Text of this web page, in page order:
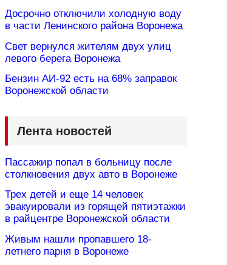
Досрочно отключили холодную воду
в части Ленинского района Воронежа
Свет вернулся жителям двух улиц
левого берега Воронежа
Бензин АИ-92 есть на 68% заправок
Воронежской области
Лента новостей
Пассажир попал в больницу после
столкновения двух авто в Воронеже
Трех детей и еще 14 человек
эвакуировали из горящей пятиэтажки
в райцентре Воронежской области
Живым нашли пропавшего 18-
летнего парня в Воронеже